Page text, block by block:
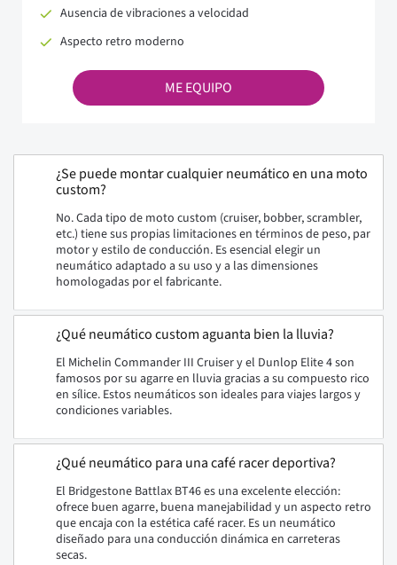
Ausencia de vibraciones a velocidad
Aspecto retro moderno
ME EQUIPO
¿Se puede montar cualquier neumático en una moto
custom?
No. Cada tipo de moto custom (cruiser, bobber, scrambler,
etc.) tiene sus propias limitaciones en términos de peso, par
motor y estilo de conducción. Es esencial elegir un
neumático adaptado a su uso y a las dimensiones
homologadas por el fabricante.
¿Qué neumático custom aguanta bien la lluvia?
El Michelin Commander III Cruiser y el Dunlop Elite 4 son
famosos por su agarre en lluvia gracias a su compuesto rico
en sílice. Estos neumáticos son ideales para viajes largos y
condiciones variables.
¿Qué neumático para una café racer deportiva?
El Bridgestone Battlax BT46 es una excelente elección:
ofrece buen agarre, buena manejabilidad y un aspecto retro
que encaja con la estética café racer. Es un neumático
diseñado para una conducción dinámica en carreteras
secas.